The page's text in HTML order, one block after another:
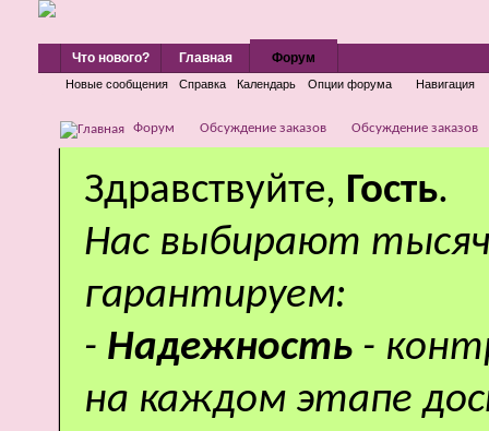
Что нового? Главная Форум
Новые сообщения Справка Календарь Опции форума Навигация
Форум Обсуждение заказов Обсуждение заказов
Здравствуйте, Гость.
Нас выбирают
гарантируем:
- Надежность -
на каждом этапе